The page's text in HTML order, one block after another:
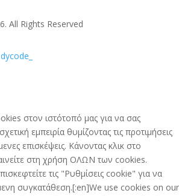
All Rights Reserved
dycode_
στον ιστότοπό μας για να σας
εμπειρία θυμίζοντας τις προτιμήσεις
επισκέψεις. Κάνοντας κλικ στο
στη χρήση ΟΛΩΝ των cookies.
τις "Ρυθμίσεις cookie" για να
συγκατάθεση.[:en]We use cookies on our